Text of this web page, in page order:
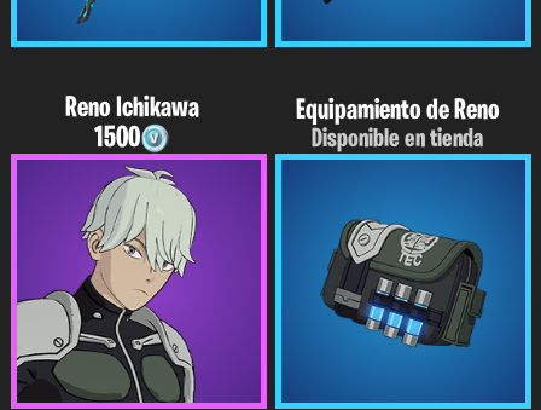
Reno Ichikawa
1500
Equipamiento de Reno
Disponible en tienda